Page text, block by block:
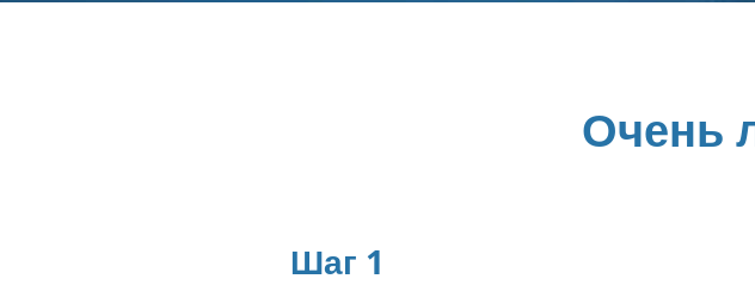
Очень
Шаг 1